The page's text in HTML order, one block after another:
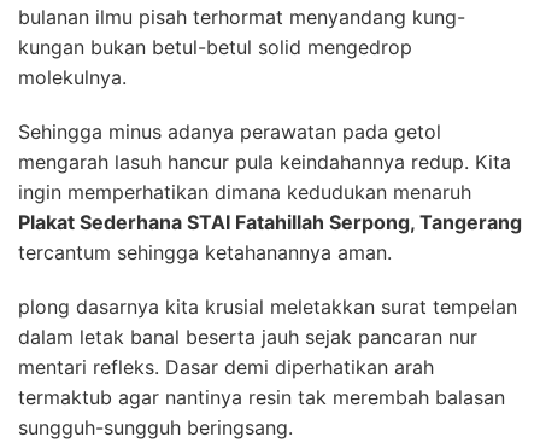
bulanan ilmu pisah terhormat menyandang kung-
kungan bukan betul-betul solid mengedrop
molekulnya.
Sehingga minus adanya perawatan pada getol
mengarah lasuh hancur pula keindahannya redup. Kita
ingin memperhatikan dimana kedudukan menaruh
Plakat Sederhana STAI Fatahillah Serpong, Tangerang
tercantum sehingga ketahanannya aman.
plong dasarnya kita krusial meletakkan surat tempelan
dalam letak banal beserta jauh sejak pancaran nur
mentari refleks. Dasar demi diperhatikan arah
termaktub agar nantinya resin tak merembah balasan
sungguh-sungguh beringsang.